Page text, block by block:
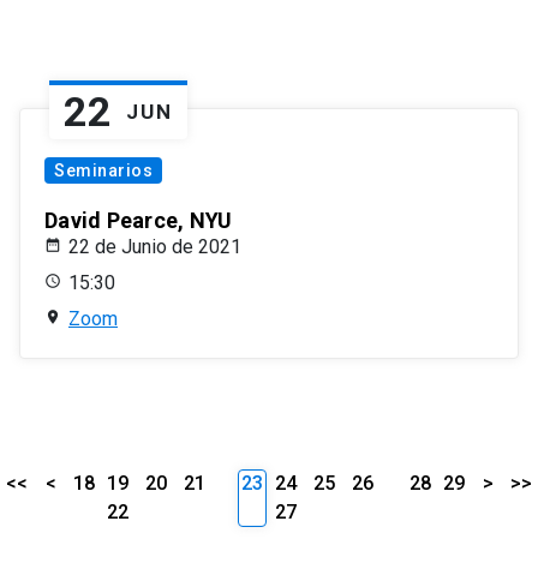
22 JUN
Seminarios
David Pearce, NYU
22 de Junio de 2021
15:30
Zoom
<< < 18 19 20
21
22
23 24 25
26
27
28 29 > >>